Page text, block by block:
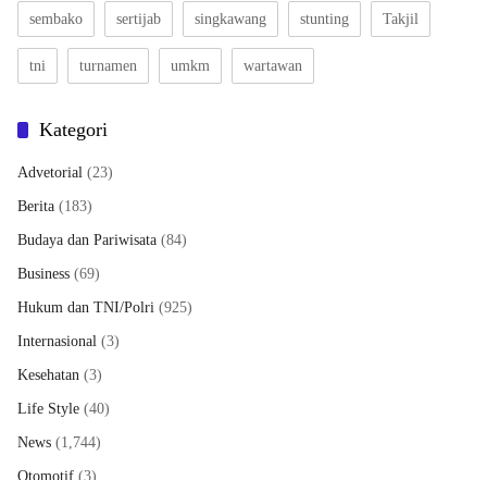
sembako sertijab singkawang stunting Takjil
tni turnamen umkm wartawan
Kategori
Advetorial (23)
Berita (183)
Budaya dan Pariwisata (84)
Business (69)
Hukum dan TNI/Polri (925)
Internasional (3)
Kesehatan (3)
Life Style (40)
News (1,744)
Otomotif (3)